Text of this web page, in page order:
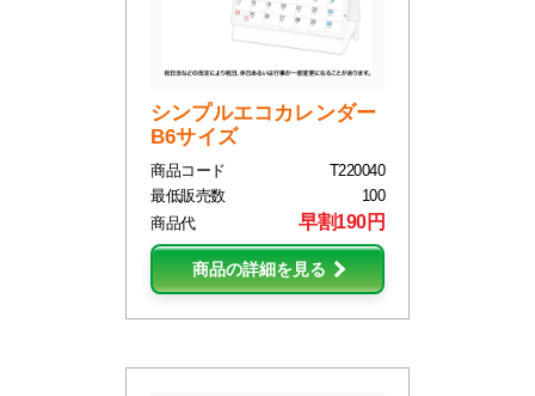
シンプルエコカレンダー
B6サイズ
商品コード
T220040
最低販売数
100
商品代
早割190円
商品の詳細を見る